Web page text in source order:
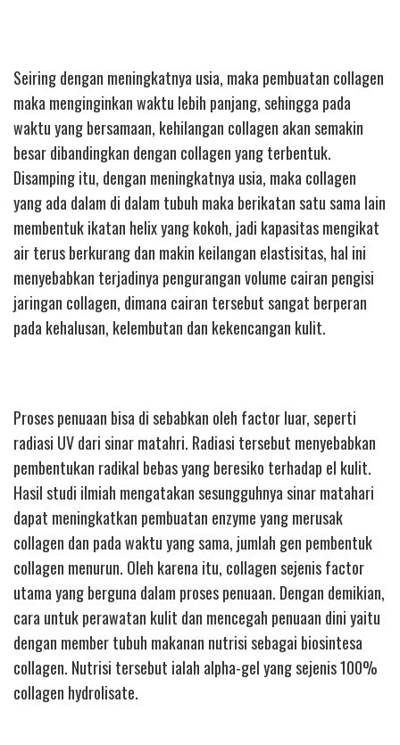
Seiring dengan meningkatnya usia, maka pembuatan collagen
maka menginginkan waktu lebih panjang, sehingga pada
waktu yang bersamaan, kehilangan collagen akan semakin
besar dibandingkan dengan collagen yang terbentuk.
Disamping itu, dengan meningkatnya usia, maka collagen
yang ada dalam di dalam tubuh maka berikatan satu sama lain
membentuk ikatan helix yang kokoh, jadi kapasitas mengikat
air terus berkurang dan makin keilangan elastisitas, hal ini
menyebabkan terjadinya pengurangan volume cairan pengisi
jaringan collagen, dimana cairan tersebut sangat berperan
pada kehalusan, kelembutan dan kekencangan kulit.
Proses penuaan bisa di sebabkan oleh factor luar, seperti
radiasi UV dari sinar matahri. Radiasi tersebut menyebabkan
pembentukan radikal bebas yang beresiko terhadap el kulit.
Hasil studi ilmiah mengatakan sesungguhnya sinar matahari
dapat meningkatkan pembuatan enzyme yang merusak
collagen dan pada waktu yang sama, jumlah gen pembentuk
collagen menurun. Oleh karena itu, collagen sejenis factor
utama yang berguna dalam proses penuaan. Dengan demikian,
cara untuk perawatan kulit dan mencegah penuaan dini yaitu
dengan member tubuh makanan nutrisi sebagai biosintesa
collagen. Nutrisi tersebut ialah alpha-gel yang sejenis 100%
collagen hydrolisate.